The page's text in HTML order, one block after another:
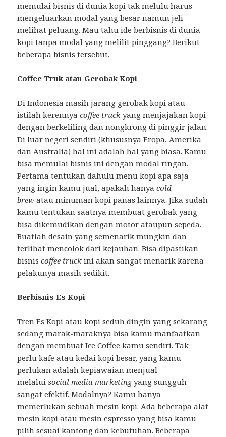
memulai bisnis di dunia kopi tak melulu harus
mengeluarkan modal yang besar namun jeli
melihat peluang. Mau tahu ide berbisnis di dunia
kopi tanpa modal yang melilit pinggang? Berikut
beberapa bisnis tersebut.
Coffee Truk atau Gerobak Kopi
Di Indonesia masih jarang gerobak kopi atau
istilah kerennyacoffee truckyang menjajakan kopi
dengan berkeliling dan nongkrong di pinggir jalan.
Di luar negeri sendiri (khususnya Eropa, Amerika
dan Australia) hal ini adalah hal yang biasa. Kamu
bisa memulai bisnis ini dengan modal ringan.
Pertama tentukan dahulu menu kopi apa saja
yang ingin kamu jual, apakah hanyacold
brewatau minuman kopi panas lainnya. Jika sudah
kamu tentukan saatnya membuat gerobak yang
bisa dikemudikan dengan motor ataupun sepeda.
Buatlah desain yang semenarik mungkin dan
terlihat mencolok dari kejauhan. Bisa dipastikan
bisniscoffee truckini akan sangat menarik karena
pelakunya masih sedikit.
Berbisnis Es Kopi
Tren Es Kopi atau kopi seduh dingin yang sekarang
sedang marak-maraknya bisa kamu manfaatkan
dengan membuat Ice Coffee kamu sendiri. Tak
perlu kafe atau kedai kopi besar, yang kamu
perlukan adalah kepiawaian menjual
melaluisocial media marketingyang sungguh
sangat efektif. Modalnya? Kamu hanya
memerlukan sebuah mesin kopi. Ada beberapa alat
mesin kopi atau mesin espresso yang bisa kamu
pilih sesuai kantong dan kebutuhan. Beberapa